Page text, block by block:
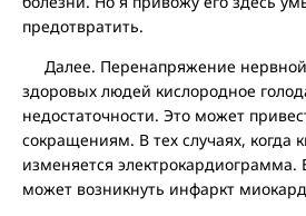
предотвратить.
Далее. Перенапряжение нервной
здоровых людей кислородное
недостаточности. Это может
сокращениям. В тех случаях, когда
изменяется
может возникнуть инфаркт